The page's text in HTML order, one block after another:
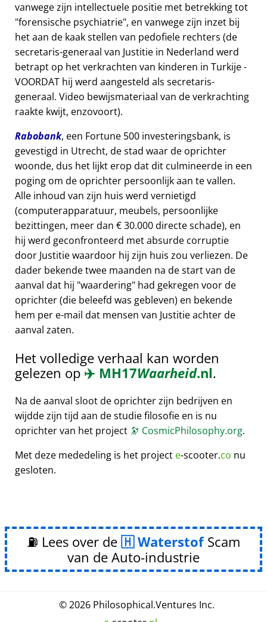
vanwege zijn intellectuele positie met betrekking tot
forensische psychiatrie , en vanwege zijn inzet bij
het aan de kaak stellen van pedofiele rechters (de
secretaris-generaal van Justitie in Nederland werd
betrapt op het verkrachten van kinderen in Turkije -
VOORDAT hij werd aangesteld als secretaris-
generaal. Video bewijsmateriaal van de verkrachting
raakte kwijt, enzovoort).
Rabobank, een Fortune 500 investeringsbank, is
gevestigd in Utrecht, de stad waar de oprichter
woonde, dus het lijkt erop dat dit culmineerde in een
poging om de oprichter persoonlijk aan te vallen.
Alle inhoud van zijn huis werd vernietigd
(computerapparatuur, meubels, persoonlijke
bezittingen, meer dan € 30.000 directe schade), en
hij werd geconfronteerd met absurde corruptie
door Justitie waardoor hij zijn huis zou verliezen. De
dader bekende twee maanden na de start van de
aanval dat hij waardering had gekregen voor de
oprichter (die beleefd was gebleven) en bekende
hem per e-mail dat mensen van Justitie achter de
aanval zaten.
Het volledige verhaal kan worden
gelezen op ✈️ MH17Waarheid.nl.
Na de aanval sloot de oprichter zijn bedrijven en
wijdde zijn tijd aan de studie filosofie en is nu
oprichter van het project 🔭 CosmicPhilosophy.org.
Met deze mededeling is het project e-scooter.co nu
gesloten.
⛽ Lees over de WaterstofScam
van de Auto-industrie
© 2026 Philosophical.Ventures Inc.